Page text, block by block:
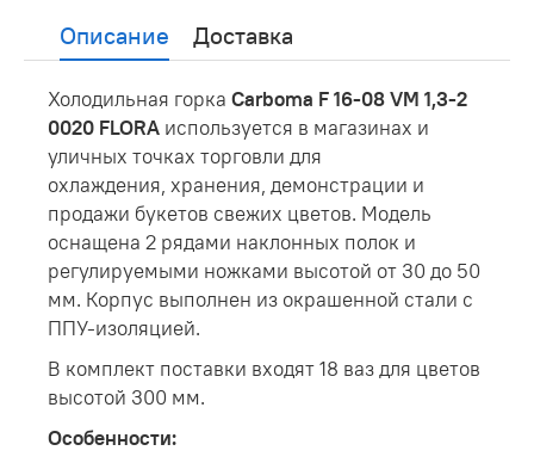
Описание Доставка
Холодильная горка Carboma F 16-08 VM 1,3-2
0020 FLORA используется в магазинах и
уличных точках торговли для
охлаждения, хранения, демонстрации и
продажи букетов свежих цветов. Модель
оснащена 2 рядами наклонных полок и
регулируемыми ножками высотой от 30 до 50
мм. Корпус выполнен из окрашенной стали с
ППУ-изоляцией.
В комплект поставки входят 18 ваз для цветов
высотой 300 мм.
Особенности: